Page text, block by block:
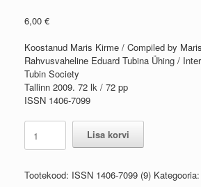
6,00 €
Koostanud Maris Kirme / Compiled by
Rahvusvaheline Eduard Tubina Ühing /
Tubin Society
Tallinn 2009. 72 lk / 72 pp
ISSN 1406-7099
Rahvusvahelise
Eduard
Tubina
aastaraamat
Lisa korvi
Tootekood: ISSN 1406-7099 (9) Kategooria: